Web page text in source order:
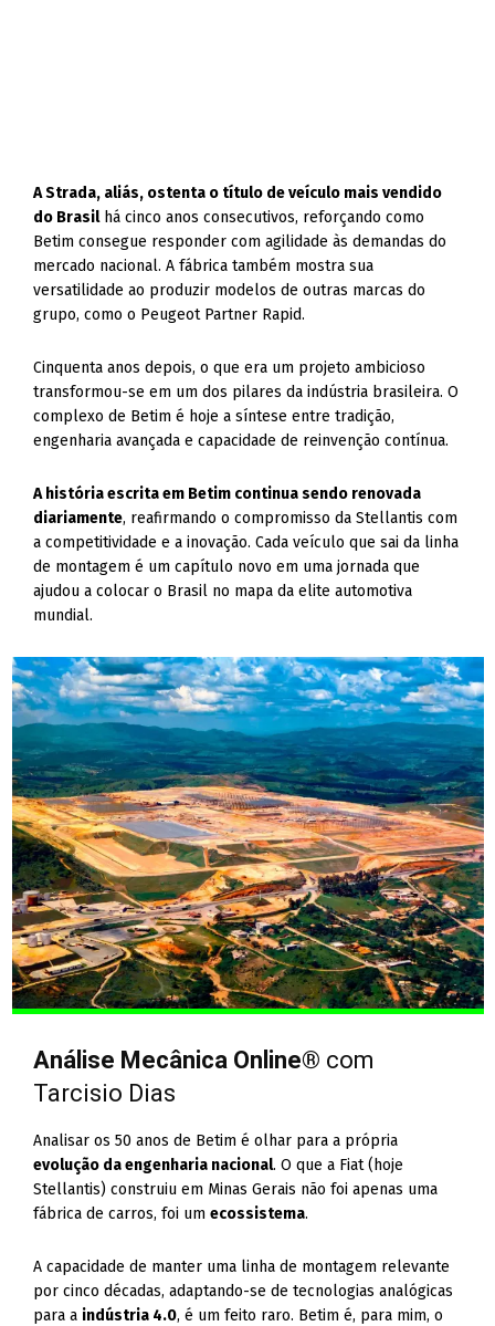
A Strada, aliás, ostenta o título de veículo mais vendido
do Brasilhá cinco anos consecutivos, reforçando como
Betim consegue responder com agilidade às demandas do
mercado nacional. A fábrica também mostra sua
versatilidade ao produzir modelos de outras marcas do
grupo, como o Peugeot Partner Rapid.
Cinquenta anos depois, o que era um projeto ambicioso
transformou-se em um dos pilares da indústria brasileira. O
complexo de Betim é hoje a síntese entre tradição,
engenharia avançada e capacidade de reinvenção contínua.
A história escrita em Betim continua sendo renovada
diariamente, reafirmando o compromisso da Stellantis com
a competitividade e a inovação. Cada veículo que sai da linha
de montagem é um capítulo novo em uma jornada que
ajudou a colocar o Brasil no mapa da elite automotiva
mundial.
Análise Mecânica Online® com
Tarcisio Dias
Analisar os 50 anos de Betim é olhar para a própria
evolução da engenharia nacional. O que a Fiat (hoje
Stellantis) construiu em Minas Gerais não foi apenas uma
fábrica de carros, foi umecossistema.
A capacidade de manter uma linha de montagem relevante
por cinco décadas, adaptando-se de tecnologias analógicas
para a indústria 4.0, é um feito raro. Betim é, para mim, o